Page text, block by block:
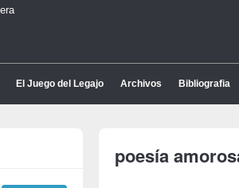
El Juego del Legajo Archivos Bibliografia
poesía